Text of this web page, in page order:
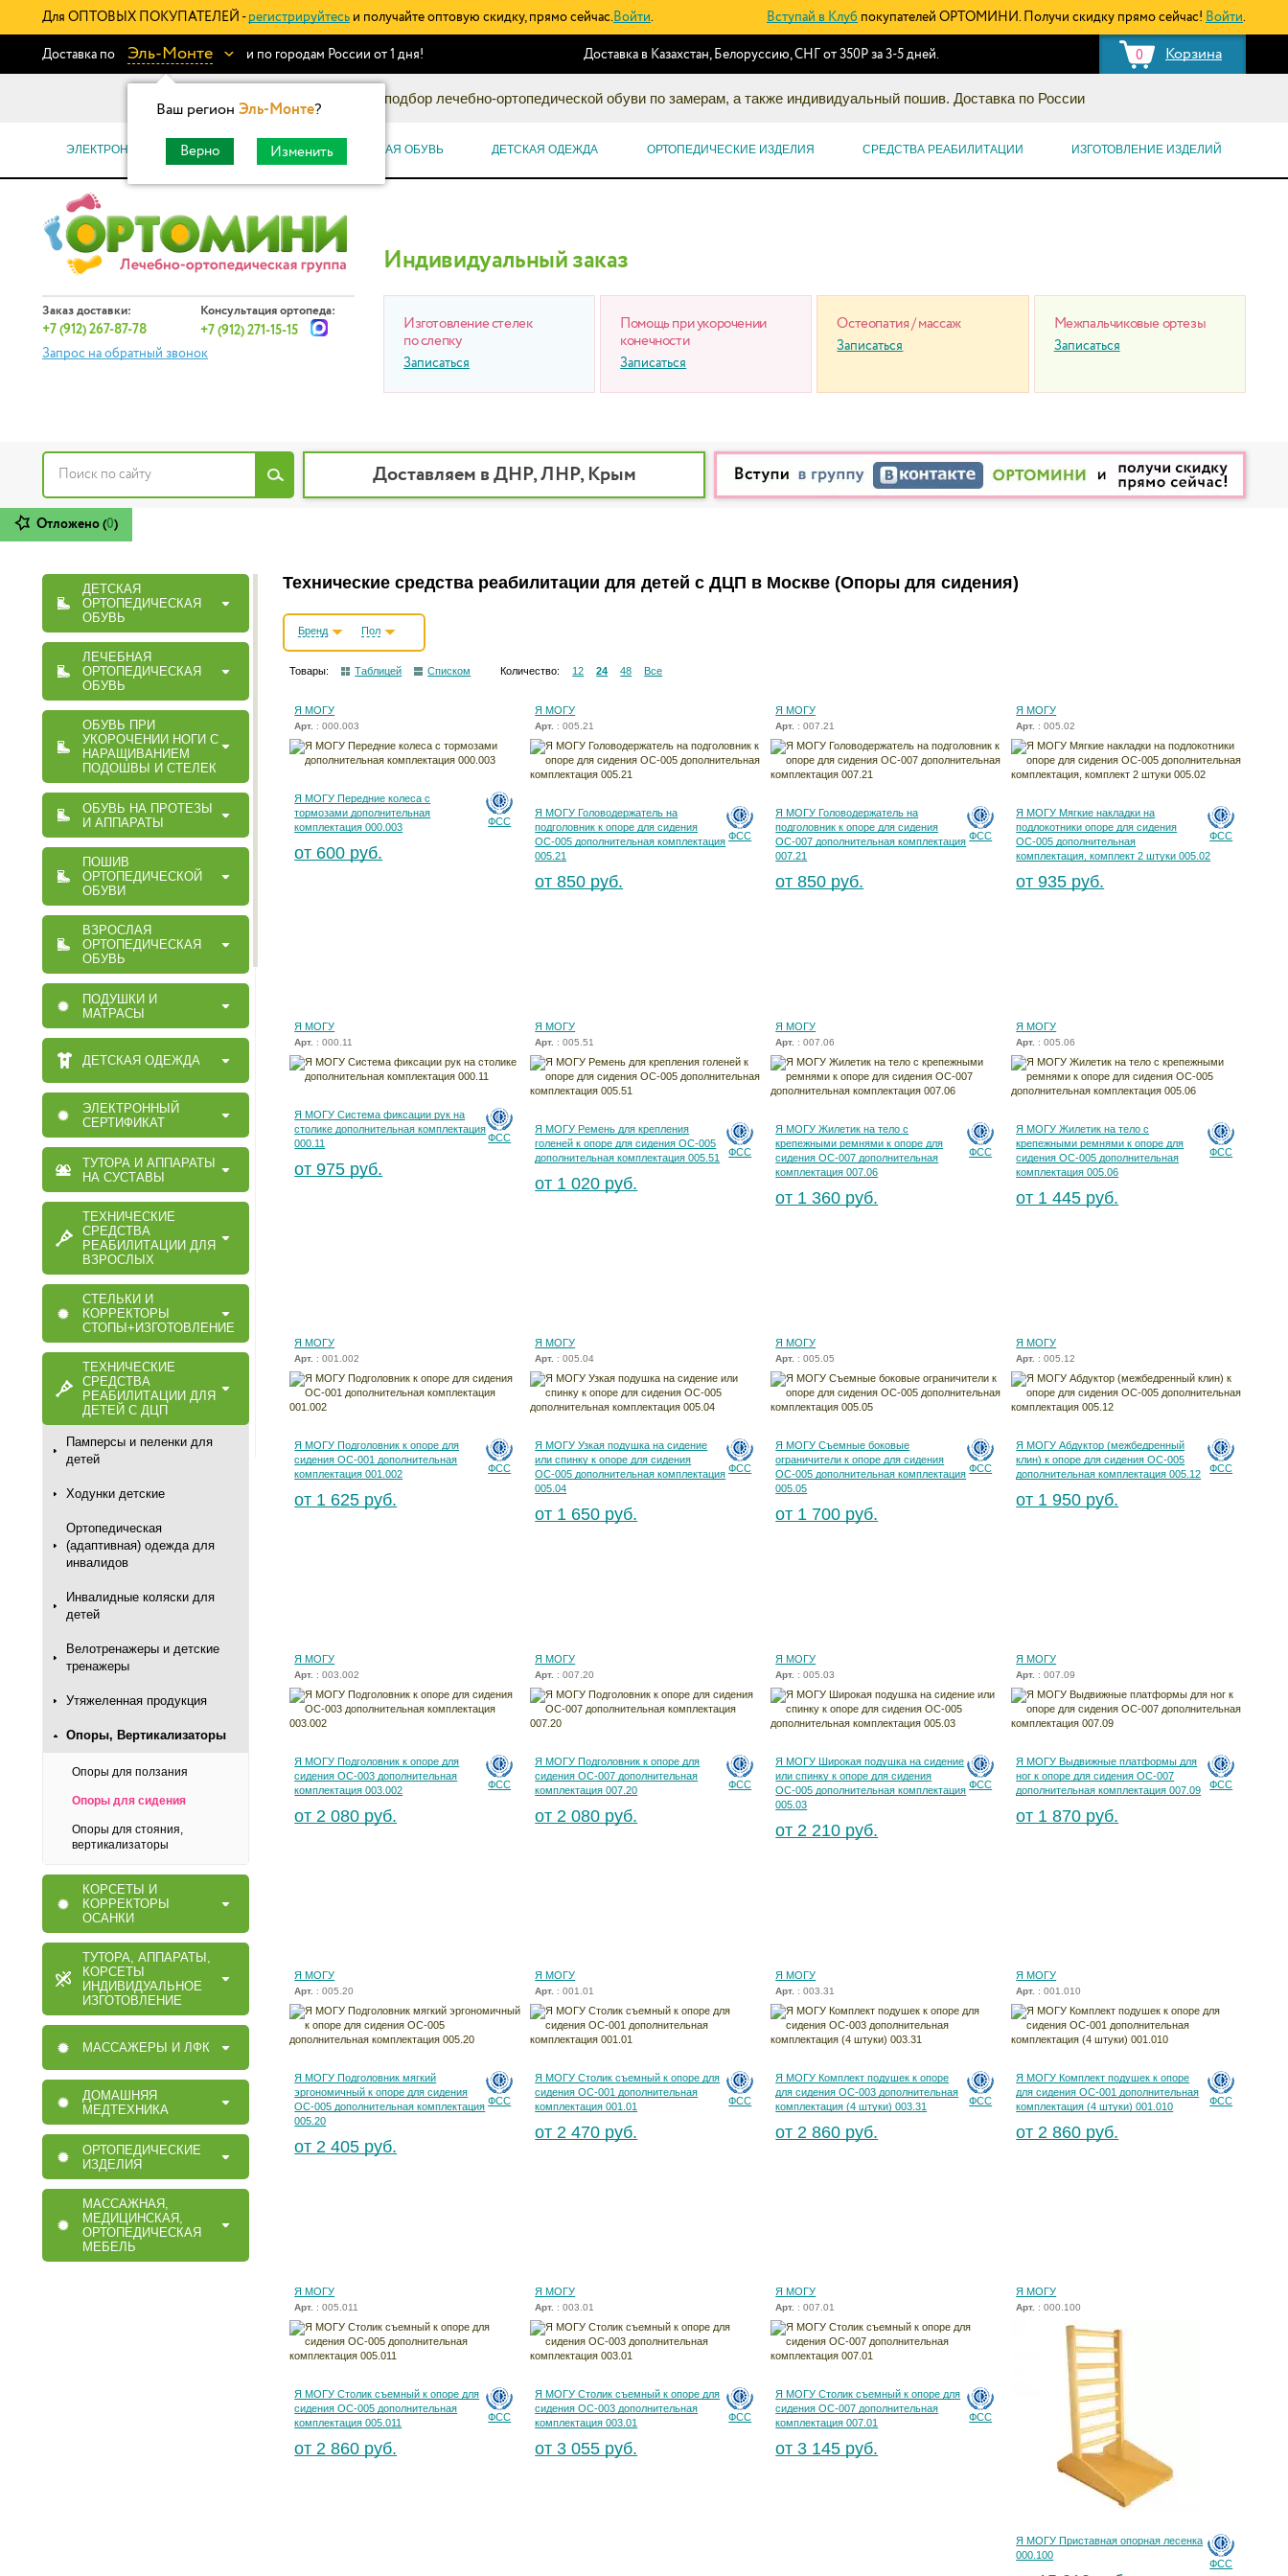
Для ОПТОВЫХ ПОКУПАТЕЛЕЙ - регистрируйтесь и получайте оптовую скидку, прямо сейчас.Войти. Вступай в Клуб покупателей ОРТОМИНИ. Получи скидку прямо сейчас! Войти.
Доставка по Эль-Монте
Ваш регион Эль-Монте?
Верно Изменить
и по городам России от 1 дня! 0 Корзина
Доставка в Казахстан, Белоруссию, СНГ от 350Р за 3-5 дней.
Информационный каталог: подбор лечебно-ортопедической обуви по замерам, а также индивидуальный пошив. Доставка по России
ЭЛЕКТРОННЫЕ СЕРТИФИКАТЫ ОРТОПЕДИЧЕСКАЯ ОБУВЬ ДЕТСКАЯ ОДЕЖДА ОРТОПЕДИЧЕСКИЕ ИЗДЕЛИЯ СРЕДСТВА РЕАБИЛИТАЦИИ ИЗГОТОВЛЕНИЕ ИЗДЕЛИЙ
Заказ доставки:
+7 (912) 267-87-78
Консультация ортопеда:
+7 (912) 271-15-15
Запрос на обратный звонок
Индивидуальный заказ
Изготовление стелек
по слепку
Записаться
Помощь при укорочении
конечности
Записаться
Остеопатия / массаж
Записаться
Межпальчиковые ортезы
Записаться
Доставляем в ДНР, ЛНР, Крым
Отложено (0)
ДЕТСКАЯ
ОРТОПЕДИЧЕСКАЯ
ОБУВЬ
ЛЕЧЕБНАЯ
ОРТОПЕДИЧЕСКАЯ
ОБУВЬ
ОБУВЬ ПРИ
УКОРОЧЕНИИ НОГИ С
НАРАЩИВАНИЕМ
ПОДОШВЫ И СТЕЛЕК
ОБУВЬ НА ПРОТЕЗЫ
И АППАРАТЫ
ПОШИВ
ОРТОПЕДИЧЕСКОЙ
ОБУВИ
ВЗРОСЛАЯ
ОРТОПЕДИЧЕСКАЯ
ОБУВЬ
ПОДУШКИ И
МАТРАСЫ
ДЕТСКАЯ ОДЕЖДА
ЭЛЕКТРОННЫЙ
СЕРТИФИКАТ
ТУТОРА И АППАРАТЫ
НА СУСТАВЫ
ТЕХНИЧЕСКИЕ
СРЕДСТВА
РЕАБИЛИТАЦИИ ДЛЯ
ВЗРОСЛЫХ
СТЕЛЬКИ И
КОРРЕКТОРЫ
СТОПЫ+ИЗГОТОВЛЕНИЕ
ТЕХНИЧЕСКИЕ
СРЕДСТВА
РЕАБИЛИТАЦИИ ДЛЯ
ДЕТЕЙ С ДЦП
Памперсы и пеленки для
детей
Ходунки детские
Ортопедическая
(адаптивная) одежда для
инвалидов
Инвалидные коляски для
детей
Велотренажеры и детские
тренажеры
Утяжеленная продукция
Опоры, Вертикализаторы
Опоры для ползания
Опоры для сидения
Опоры для стояния,
вертикализаторы
КОРСЕТЫ И
КОРРЕКТОРЫ
ОСАНКИ
ТУТОРА, АППАРАТЫ,
КОРСЕТЫ
ИНДИВИДУАЛЬНОЕ
ИЗГОТОВЛЕНИЕ
МАССАЖЕРЫ И ЛФК
ДОМАШНЯЯ
МЕДТЕХНИКА
ОРТОПЕДИЧЕСКИЕ
ИЗДЕЛИЯ
МАССАЖНАЯ,
МЕДИЦИНСКАЯ,
ОРТОПЕДИЧЕСКАЯ
МЕБЕЛЬ
Технические средства реабилитации для детей с ДЦП в Москве(Опоры для сидения)
Бренд Пол
Товары: Таблицей Списком Количество: 12 24 48 Все
Я МОГУ
Арт. : 000.003
ФСС
Я МОГУ Передние колеса с
тормозами дополнительная
комплектация 000.003
от 600 руб.
Я МОГУ
Арт. : 005.21
ФСС
Я МОГУ Головодержатель на
подголовник к опоре для сидения
ОС-005 дополнительная комплектация
005.21
от 850 руб.
Я МОГУ
Арт. : 007.21
ФСС
Я МОГУ Головодержатель на
подголовник к опоре для сидения
ОС-007 дополнительная комплектация
007.21
от 850 руб.
Я МОГУ
Арт. : 005.02
ФСС
Я МОГУ Мягкие накладки на
подлокотники опоре для сидения
ОС-005 дополнительная
комплектация, комплект 2 штуки 005.02
от 935 руб.
Я МОГУ
Арт. : 000.11
ФСС
Я МОГУ Система фиксации рук на
столике дополнительная комплектация
000.11
от 975 руб.
Я МОГУ
Арт. : 005.51
ФСС
Я МОГУ Ремень для крепления
голеней к опоре для сидения ОС-005
дополнительная комплектация 005.51
от 1 020 руб.
Я МОГУ
Арт. : 007.06
ФСС
Я МОГУ Жилетик на тело с
крепежными ремнями к опоре для
сидения ОС-007 дополнительная
комплектация 007.06
от 1 360 руб.
Я МОГУ
Арт. : 005.06
ФСС
Я МОГУ Жилетик на тело с
крепежными ремнями к опоре для
сидения ОС-005 дополнительная
комплектация 005.06
от 1 445 руб.
Я МОГУ
Арт. : 001.002
ФСС
Я МОГУ Подголовник к опоре для
сидения ОС-001 дополнительная
комплектация 001.002
от 1 625 руб.
Я МОГУ
Арт. : 005.04
ФСС
Я МОГУ Узкая подушка на сидение
или спинку к опоре для сидения
ОС-005 дополнительная комплектация
005.04
от 1 650 руб.
Я МОГУ
Арт. : 005.05
ФСС
Я МОГУ Съемные боковые
ограничители к опоре для сидения
ОС-005 дополнительная комплектация
005.05
от 1 700 руб.
Я МОГУ
Арт. : 005.12
ФСС
Я МОГУ Абдуктор (межбедренный
клин) к опоре для сидения ОС-005
дополнительная комплектация 005.12
от 1 950 руб.
Я МОГУ
Арт. : 003.002
ФСС
Я МОГУ Подголовник к опоре для
сидения ОС-003 дополнительная
комплектация 003.002
от 2 080 руб.
Я МОГУ
Арт. : 007.20
ФСС
Я МОГУ Подголовник к опоре для
сидения ОС-007 дополнительная
комплектация 007.20
от 2 080 руб.
Я МОГУ
Арт. : 005.03
ФСС
Я МОГУ Широкая подушка на сидение
или спинку к опоре для сидения
ОС-005 дополнительная комплектация
005.03
от 2 210 руб.
Я МОГУ
Арт. : 007.09
ФСС
Я МОГУ Выдвижные платформы для
ног к опоре для сидения ОС-007
дополнительная комплектация 007.09
от 1 870 руб.
Я МОГУ
Арт. : 005.20
ФСС
Я МОГУ Подголовник мягкий
эргономичный к опоре для сидения
ОС-005 дополнительная комплектация
005.20
от 2 405 руб.
Я МОГУ
Арт. : 001.01
ФСС
Я МОГУ Столик съемный к опоре для
сидения ОС-001 дополнительная
комплектация 001.01
от 2 470 руб.
Я МОГУ
Арт. : 003.31
ФСС
Я МОГУ Комплект подушек к опоре
для сидения ОС-003 дополнительная
комплектация (4 штуки) 003.31
от 2 860 руб.
Я МОГУ
Арт. : 001.010
ФСС
Я МОГУ Комплект подушек к опоре
для сидения ОС-001 дополнительная
комплектация (4 штуки) 001.010
от 2 860 руб.
Я МОГУ
Арт. : 005.011
ФСС
Я МОГУ Столик съемный к опоре для
сидения ОС-005 дополнительная
комплектация 005.011
от 2 860 руб.
Я МОГУ
Арт. : 003.01
ФСС
Я МОГУ Столик съемный к опоре для
сидения ОС-003 дополнительная
комплектация 003.01
от 3 055 руб.
Я МОГУ
Арт. : 007.01
ФСС
Я МОГУ Столик съемный к опоре для
сидения ОС-007 дополнительная
комплектация 007.01
от 3 145 руб.
Я МОГУ
Арт. : 000.100
ФСС
Я МОГУ Приставная опорная лесенка
000.100